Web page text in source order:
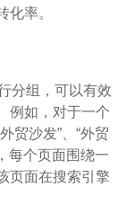
化率。
分组，可以有效
例如，对于一个
贸沙发”、“外贸
每个页面围绕一
页面在搜索引擎